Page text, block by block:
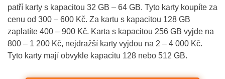
patří karty s kapacitou 32 GB – 64 GB. Tyto karty koupíte za
cenu od 300 – 600 Kč. Za kartu s kapacitou 128 GB
zaplatíte 400 – 900 Kč. Karta s kapacitou 256 GB vyjde na
800 – 1 200 Kč, nejdražší karty vyjdou na 2 – 4 000 Kč.
Tyto karty mají obvykle kapacitu 128 nebo 512 GB.